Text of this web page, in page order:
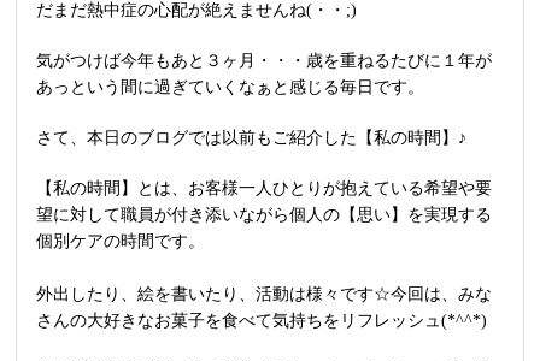
だまだ熱中症の心配が絶えませんね(・・;)
気がつけば今年もあと３ヶ月・・・歳を重ねるたびに１年が
あっという間に過ぎていくなぁと感じる毎日です。
さて、本日のブログでは以前もご紹介した【私の時間】♪
【私の時間】とは、お客様一人ひとりが抱えている希望や要
望に対して職員が付き添いながら個人の【思い】を実現する
個別ケアの時間です。
外出したり、絵を書いたり、活動は様々です☆今回は、みな
さんの大好きなお菓子を食べて気持ちをリフレッシュ(*^^*)